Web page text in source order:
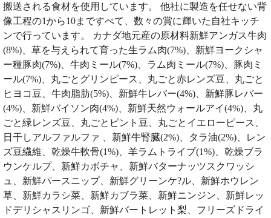
搬送される食材を使用しています。 他社に製造を任せない背
像工程の1から10まですべて、数々の賞に輝いた自社キッチ
ンで行っています。 カナダ地元産の原材料新鮮アンガス牛肉
(8%)、草を与えられて育った生ラム肉(7%)、新鮮ヨークシャ
ー種豚肉(7%)、牛肉ミール(7%)、ラム肉ミール(7%)、豚肉ミ
ール(7%)、丸ごとグリンピース、丸ごと赤レンズ豆、丸ごと
ヒヨコ豆、牛肉脂肪(5%)、新鮮牛レバー(4%)、新鮮豚レバー
(4%)、新鮮バイソン肉(4%)、新鮮天然ウォールアイ(4%)、丸
ごと緑レンズ豆、丸ごとピント豆、丸ごとイエローピース、
日干しアルファルファ 、新鮮牛腎臓(2%)、タラ油(2%)、レン
ズ豆繊維、乾燥牛軟骨(1%)、羊ラムトライプ(1%)、乾燥ブラ
ウンケルプ、新鮮カボチャ、新鮮バターナッツスクワッシ
ュ、新鮮パースニップ、新鮮グリーンケ?ル、新鮮ホウレン
草、新鮮カラシ菜、新鮮カブラ菜、新鮮ニンジン、新鮮レッ
ドデリシャスリンゴ、新鮮バートレット梨、フリーズドライ